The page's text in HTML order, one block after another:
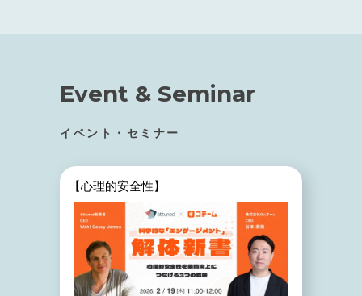
Event & Seminar
イベント・セミナー
【心理的安全性】